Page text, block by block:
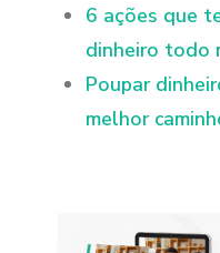
6 ações que
dinheiro todo
Poupar
melhor